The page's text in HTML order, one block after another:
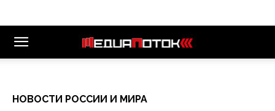
НОВОСТИ РОССИИ И МИРА